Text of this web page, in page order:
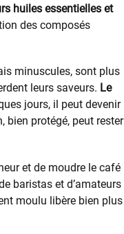
huiles essentielles et
des composés
minuscules, sont plus
leurs saveurs. Le
jours, il peut devenir
bien protégé, peut rester
et de moudre le café
baristas et d’amateurs
moulu libère bien plus